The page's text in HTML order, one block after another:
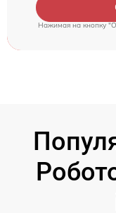
Нажимая на кнопку